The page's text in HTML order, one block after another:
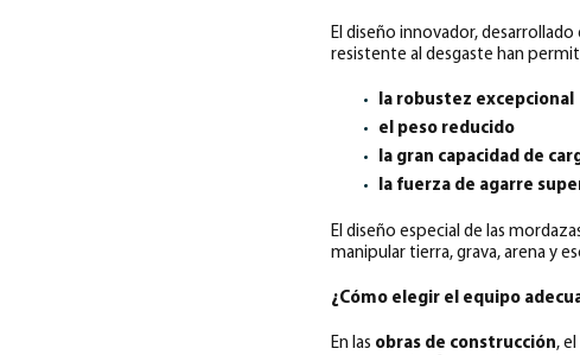
El diseño innovador,
resistente al desgaste han
la robustez excepcional
el peso reducido
la gran capacidad de
la fuerza de agarre
El diseño especial de las
manipular tierra, grava, arena y
¿Cómo elegir el equipo
En las obras de construcción,